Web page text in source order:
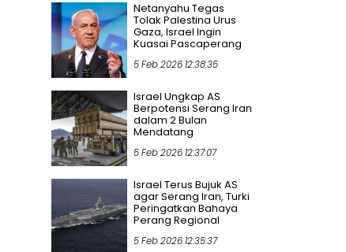
Netanyahu Tegas
Tolak Palestina Urus
Gaza, Israel Ingin
Kuasai Pascaperang
5 Feb 2026 12:38:35
Israel Ungkap AS
Berpotensi Serang Iran
dalam 2 Bulan
Mendatang
5 Feb 2026 12:37:07
Israel Terus Bujuk AS
agar Serang Iran, Turki
Peringatkan Bahaya
Perang Regional
5 Feb 2026 12:35:37